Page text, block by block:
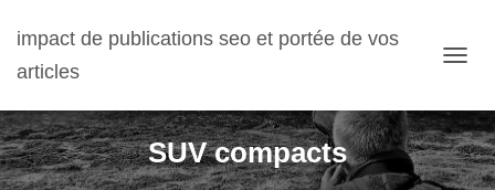
impact de publications seo et portée de vos
articles
SUV compacts